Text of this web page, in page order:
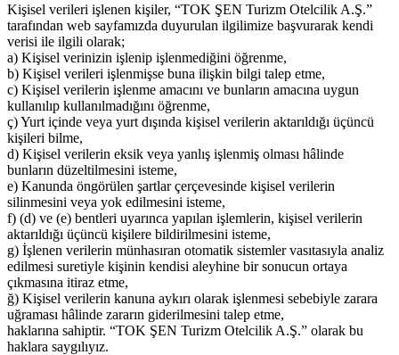
Kişisel verileri işlenen kişiler, “TOK ŞEN Turizm Otelcilik A.Ş.”
tarafından web sayfamızda duyurulan ilgilimize başvurarak kendi
verisi ile ilgili olarak;
a) Kişisel verinizin işlenip işlenmediğini öğrenme,
b) Kişisel verileri işlenmişse buna ilişkin bilgi talep etme,
c) Kişisel verilerin işlenme amacını ve bunların amacına uygun
kullanılıp kullanılmadığını öğrenme,
ç) Yurt içinde veya yurt dışında kişisel verilerin aktarıldığı üçüncü
kişileri bilme,
d) Kişisel verilerin eksik veya yanlış işlenmiş olması hâlinde
bunların düzeltilmesini isteme,
e) Kanunda öngörülen şartlar çerçevesinde kişisel verilerin
silinmesini veya yok edilmesini isteme,
f) (d) ve (e) bentleri uyarınca yapılan işlemlerin, kişisel verilerin
aktarıldığı üçüncü kişilere bildirilmesini isteme,
g) İşlenen verilerin münhasıran otomatik sistemler vasıtasıyla analiz
edilmesi suretiyle kişinin kendisi aleyhine bir sonucun ortaya
çıkmasına itiraz etme,
ğ) Kişisel verilerin kanuna aykırı olarak işlenmesi sebebiyle zarara
uğraması hâlinde zararın giderilmesini talep etme,
haklarına sahiptir. “TOK ŞEN Turizm Otelcilik A.Ş.” olarak bu
haklara saygılıyız.